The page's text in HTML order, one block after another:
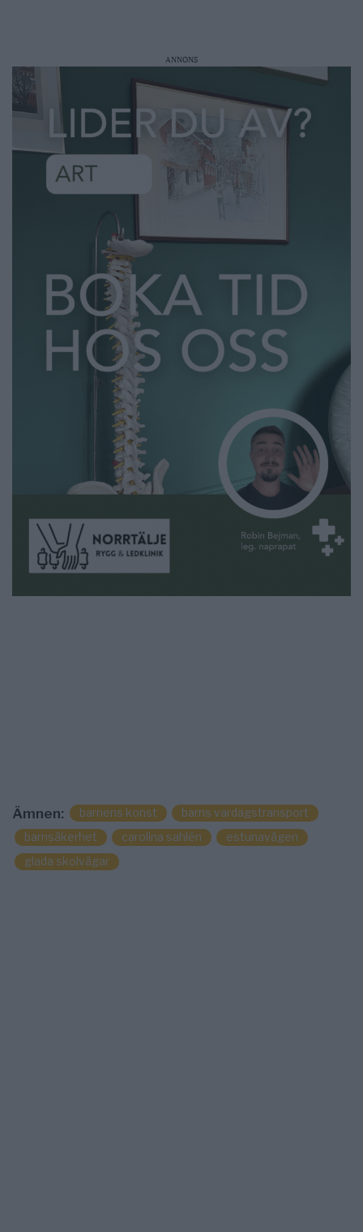
ANNONS
Ämnen: barnens konst
barns vardagstransport
barnsäkerhet
carolina sahlén
estunavägen
glada skolvägar